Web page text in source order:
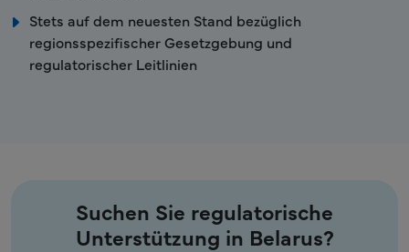
Stets auf dem neuesten Stand bezüglich
regionsspezifischer Gesetzgebung und
regulatorischer Leitlinien
Suchen Sie regulatorische
Unterstützung in Belarus?